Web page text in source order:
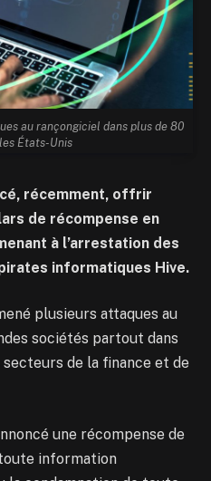
au rançongiciel dans plus de 80
États-Unis
récemment, offrir
de récompense en
à l’arrestation des
informatiques Hive.
plusieurs attaques au
sociétés partout dans
de la finance et de
une récompense de
information